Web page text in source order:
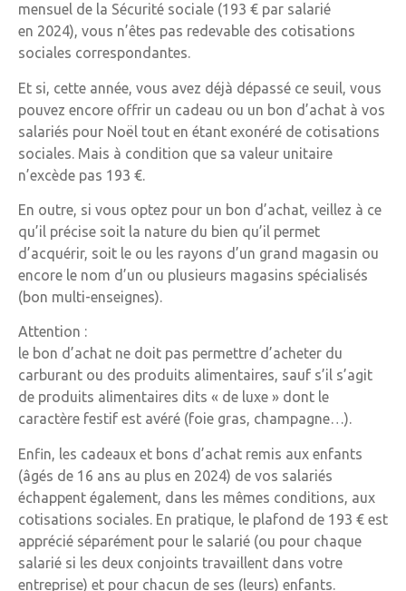
mensuel de la Sécurité sociale (193 € par salarié
en 2024), vous n’êtes pas redevable des cotisations
sociales correspondantes.
Et si, cette année, vous avez déjà dépassé ce seuil, vous
pouvez encore offrir un cadeau ou un bon d’achat à vos
salariés pour Noël tout en étant exonéré de cotisations
sociales. Mais à condition que sa valeur unitaire
n’excède pas 193 €.
En outre, si vous optez pour un bon d’achat, veillez à ce
qu’il précise soit la nature du bien qu’il permet
d’acquérir, soit le ou les rayons d’un grand magasin ou
encore le nom d’un ou plusieurs magasins spécialisés
(bon multi-enseignes).
Attention :
le bon d’achat ne doit pas permettre d’acheter du
carburant ou des produits alimentaires, sauf s’il s’agit
de produits alimentaires dits « de luxe » dont le
caractère festif est avéré (foie gras, champagne…).
Enfin, les cadeaux et bons d’achat remis aux enfants
(âgés de 16 ans au plus en 2024) de vos salariés
échappent également, dans les mêmes conditions, aux
cotisations sociales. En pratique, le plafond de 193 € est
apprécié séparément pour le salarié (ou pour chaque
salarié si les deux conjoints travaillent dans votre
entreprise) et pour chacun de ses (leurs) enfants.